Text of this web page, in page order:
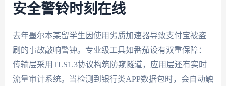
安全警铃时刻在线
去年墨尔本某留学生因使用劣质加速器导致支付宝被盗
刷的事故敲响警钟。专业级工具如番茄设有双重保障：
传输层采用TLS1.3协议构筑防窥隧道，应用层还有实时
流量审计系统。当检测到银行类APP数据包时，会自动触